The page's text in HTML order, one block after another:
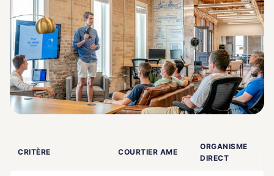
CRITÈRE COURTIER AME
ORGANISME
DIRECT